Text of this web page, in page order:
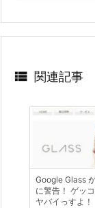
 関連記事
Google Glass
に警告！ ゲッ
ヤバイっすよ！